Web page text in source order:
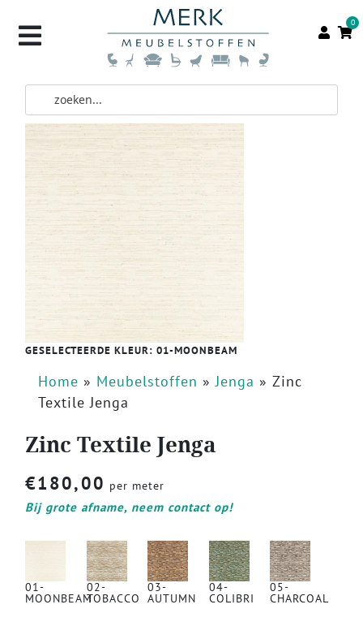
0
GESELECTEERDE KLEUR: 01-MOONBEAM
Home » Meubelstoffen »Jenga » Zinc
Textile Jenga
Zinc Textile Jenga
€180,00 per meter
Bij grote afname, neem contact op!
01-
MOONBEAM
02-
TOBACCO
03-
AUTUMN
04-
COLIBRI
05-
CHARCOAL